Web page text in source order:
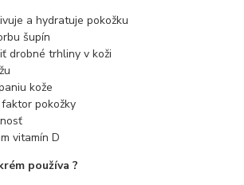
a hydratuje pokožku
šupín
drobné trhliny v koži
kože
pokožky
vitamín D
používa ?